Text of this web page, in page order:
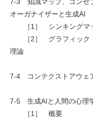
オーガナイザーと生成AI
［1］ シンキングマ
［2］ グラフィック・
理論
7-4 コンテクストアウェ
7-5 生成AIと人間の心理
［1］ 概要